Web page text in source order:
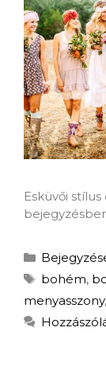
Esküvői
bohém,
menyasszony,